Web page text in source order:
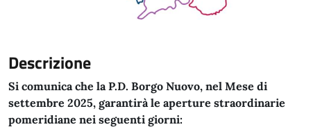
Descrizione
Si comunica che la P.D. Borgo Nuovo, nel Mese di
settembre 2025, garantirà le aperture straordinarie
pomeridiane nei seguenti giorni: